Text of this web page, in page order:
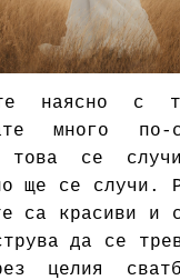
наясно с
много по-
това се
ще се случи.
са красиви и
да се
целия